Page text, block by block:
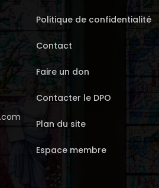
Politique de confidentialité
Contact
Faire un don
Contacter le DPO
Plan du site
Espace membre